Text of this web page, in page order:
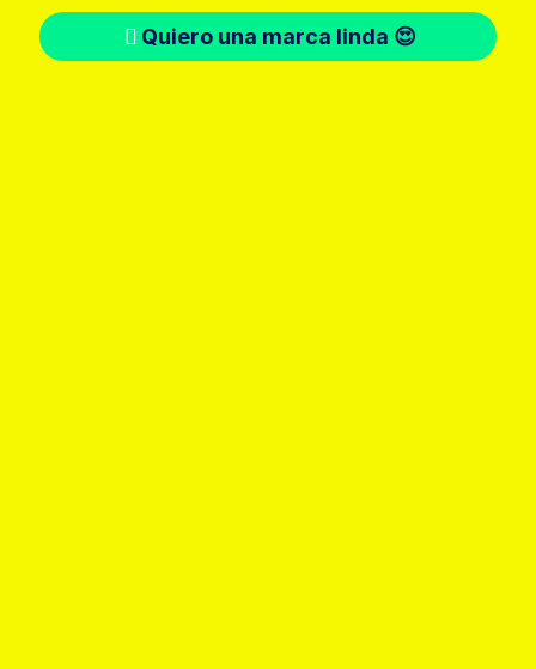
Quiero una marca linda 😍